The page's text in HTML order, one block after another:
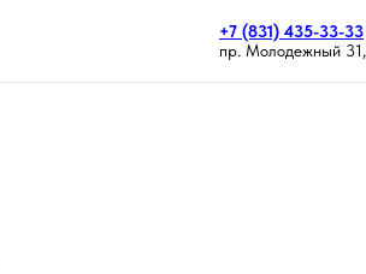
+7 (831) 435-33-33
пр. Молодежный